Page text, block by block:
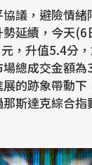
議，避險情緒
延續，今天
，升值5.4分
總成交金額為
的跡象帶動下
斯達克綜合指